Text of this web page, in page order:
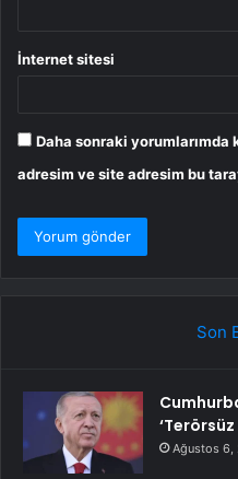
İnternet sitesi
Daha sonraki yorumlarımda
adresim ve site adresim bu
Son
‘Terörsüz
Ağustos 6,